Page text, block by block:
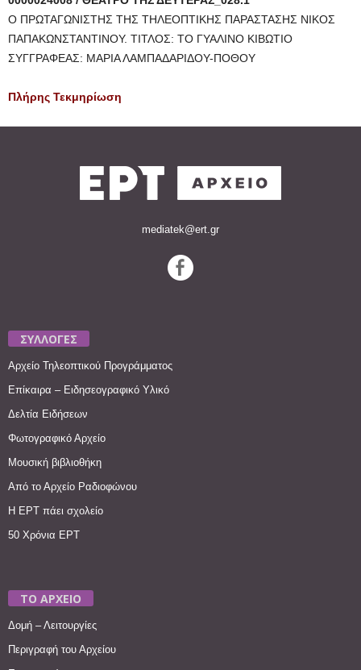
Ο ΠΡΩΤΑΓΩΝΙΣΤΗΣ ΤΗΣ ΤΗΛΕΟΠΤΙΚΗΣ ΠΑΡΑΣΤΑΣΗΣ ΝΙΚΟΣ
ΠΑΠΑΚΩΝΣΤΑΝΤΙΝΟΥ. ΤΙΤΛΟΣ: ΤΟ ΓΥΑΛΙΝΟ ΚΙΒΩΤΙΟ
ΣΥΓΓΡΑΦΕΑΣ: ΜΑΡΙΑ ΛΑΜΠΑΔΑΡΙΔΟΥ-ΠΟΘΟΥ
Πλήρης Τεκμηρίωση
mediatek@ert.gr
ΣΥΛΛΟΓΕΣ
Αρχείο Τηλεοπτικού Προγράμματος
Επίκαιρα – Ειδησεογραφικό Υλικό
Δελτία Ειδήσεων
Φωτογραφικό Αρχείο
Μουσική βιβλιοθήκη
Από το Αρχείο Ραδιοφώνου
Η ΕΡΤ πάει σχολείο
50 Χρόνια ΕΡΤ
ΤΟ ΑΡΧΕΙΟ
Δομή – Λειτουργίες
Περιγραφή του Αρχείου